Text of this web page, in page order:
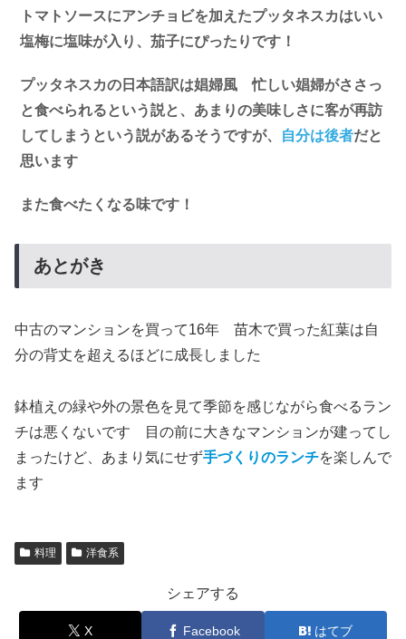
トマトソースにアンチョビを加えたプッタネスカはいい
塩梅に塩味が入り、茄子にぴったりです！
プッタネスカの日本語訳は娼婦風 忙しい娼婦がささっ
と食べられるという説と、あまりの美味しさに客が再訪
してしまうという説があるそうですが、
自分は後者だと
思います
また食べたくなる味です！
あとがき
中古のマンションを買って16年 苗木で買った紅葉は自
分の背丈を超えるほどに成長しました
鉢植えの緑や外の景色を見て季節を感じながら食べるラン
チは悪くないです 目の前に大きなマンションが建ってし
まったけど、あまり気にせず手づくりのランチを楽しんで
ます
料理 洋食系
シェアする
X Facebook はてブ